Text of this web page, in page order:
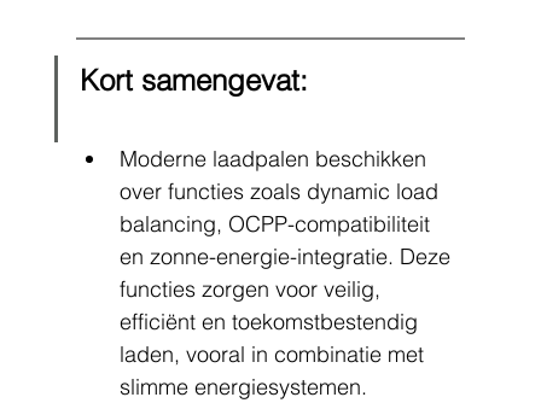
Kort samengevat:
Moderne laadpalen beschikken
over functies zoals dynamic load
balancing, OCPP-compatibiliteit
en zonne-energie-integratie. Deze
functies zorgen voor veilig,
efficiënt en toekomstbestendig
laden, vooral in combinatie met
slimme energiesystemen.